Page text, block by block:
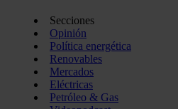
Secciones
Opinión
Política energética
Renovables
Mercados
Eléctricas
Petróleo & Gas